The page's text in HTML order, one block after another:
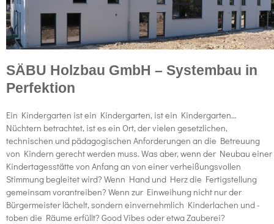
SÄBU Holzbau GmbH – Systembau in
Perfektion
Ein Kindergarten ist ein Kindergarten, ist ein Kindergarten…
Nüchtern betrachtet, ist es ein Ort, der vielen gesetzlichen,
technischen und pädagogischen Anforderungen an die Betreuung
von Kindern gerecht werden muss. Was aber, wenn der Neubau einer
Kindertagesstätte von Anfang an von einer verheißungsvollen
Stimmung begleitet wird? Wenn Hand und Herz die Fertigstellung
gemeinsam vorantreiben? Wenn zur Einweihung nicht nur der
Bürgermeister lächelt, sondern einvernehmlich Kinderlachen und -
toben die Räume erfüllt? Good Vibes oder etwa Zauberei?